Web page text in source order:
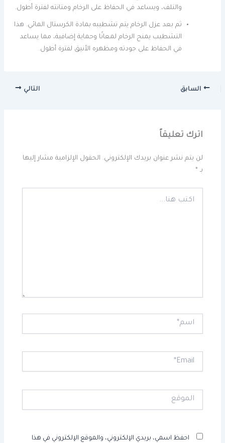
والتلف، ويساعد في الحفاظ على الرخام ومتانته لفترة أطول.
ثم بعد عزل الرخام يتم تشطيبه بمادة الكرستال المائي. هذا
التشطيب يمنح الرخام لمعانًا وحماية إضافية، مما يساعد
في الحفاظ على جودته ومظهره الأنيق لفترة أطول.
السابق التالي
اترك تعليقاً
لن يتم نشر عنوان بريدك الإلكتروني. الحقول الإلزامية مشار إليها
بـ *
هنا...
اسم*
Email*
الموقع
احفظ اسمي، بريدي الإلكتروني، والموقع الإلكتروني في هذا